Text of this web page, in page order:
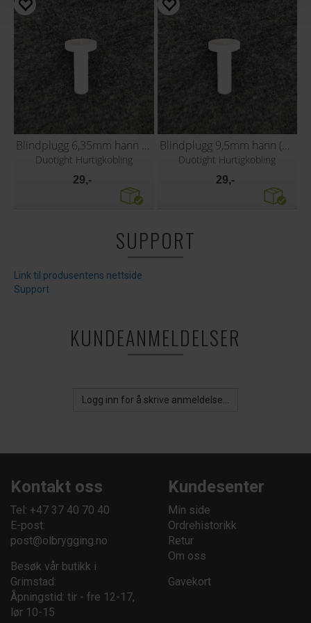
Blindplugg 6,35mm hann (1/4")
Duotight Hurtigkobling
29,-
Blindplugg 9,5mm hann (3/8")
Duotight Hurtigkobling
29,-
SUPPORT
Link til produsentens nettside
Support
KUNDEANMELDELSER
Logg inn for å skrive anmeldelse...
Kontakt oss
Tel: +47 37 40 70 40
E-post:
post@olbrygging.no
Besøk vår butikk i
Grimstad:
Åpningstid: tir - fre 12-17,
lør 10-15
Kundesenter
Min side
Ordrehistorikk
Retur
Om oss
Gavekort